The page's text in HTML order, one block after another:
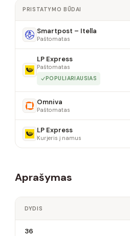
PRISTATYMO BŪDAI
Smartpost – Itella
Paštomatas
LP Express
Paštomatas
POPULIARIAUSIAS
Omniva
Paštomatas
LP Express
Kurjeris į namus
Aprašymas
DYDIS
36